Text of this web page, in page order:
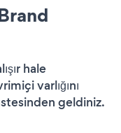
hale
varlığını
geldiniz.